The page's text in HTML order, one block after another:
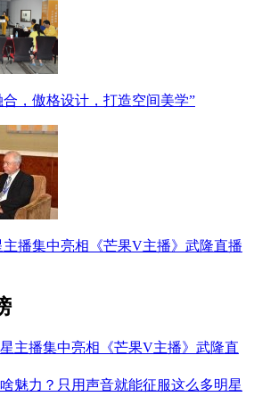
，傲格设计，打造空间美学”
播集中亮相《芒果V主播》武隆直播
主播集中亮相《芒果V主播》武隆直
魅力？只用声音就能征服这么多明星